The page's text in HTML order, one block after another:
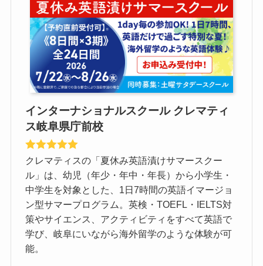
インターナショナルスクール クレマティ
ス岐阜県庁前校
クレマティスの「夏休み英語漬けサマースクー
ル」は、幼児（年少・年中・年長）から小学生・
中学生を対象とした、1日7時間の英語イマージョ
ン型サマープログラム。英検・TOEFL・IELTS対
策やサイエンス、アクティビティをすべて英語で
学び、岐阜にいながら海外留学のような体験が可
能。